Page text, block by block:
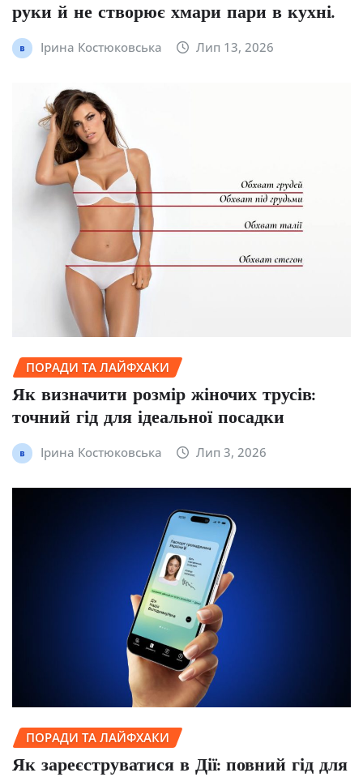
руки й не створює хмари пари в кухні.
Ірина Костюковська Лип 13, 2026
ПОРАДИ ТА ЛАЙФХАКИ
Як визначити розмір жіночих трусів:
точний гід для ідеальної посадки
Ірина Костюковська Лип 3, 2026
ПОРАДИ ТА ЛАЙФХАКИ
Як зареєструватися в Дії: повний гід для